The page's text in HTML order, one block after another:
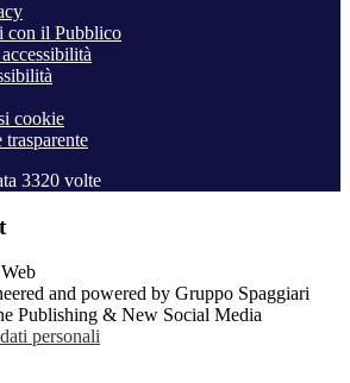
con il Pubblico
cookie
3320 volte
and powered by Gruppo Spaggiari
Publishing & New Social Media
personali